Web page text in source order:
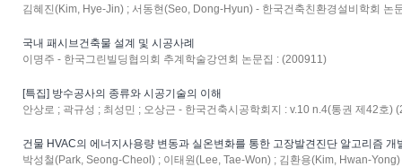
김혜진(Kim, Hye-Jin) ; 서동현(Seo, Dong-Hyun) - 한국건축친환경설비학회 논
국내 패시브건축물 설계 및 시공사례
이명주 - 한국그린빌딩협의회 추계학술강연회 논문집 : (200911)
[특집] 방수공사의 종류와 시공기술의 이해
안상로 ; 곽규성 ; 최성민 ; 오상근 - 한국건축시공학회지 : v.10 n.4(통권 제42호)
건물 HVAC의 에너지사용량 변동과 실온변화를 통한 고장발견진단 알고리즘 개
박성철(Park, Seong-Cheol) ; 이태원(Lee, Tae-Won) ; 김환용(Kim, Hwan-